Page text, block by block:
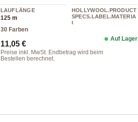
LAUFLÄNGE
125 m
HOLLYWOOL.PRODUCT
SPECS.LABEL.MATERIA
L
30 Farben
Regulärer Preis:
11,05 €
Preise inkl. MwSt. Endbetrag wird beim
Bestellen berechnet.
Auf Lager